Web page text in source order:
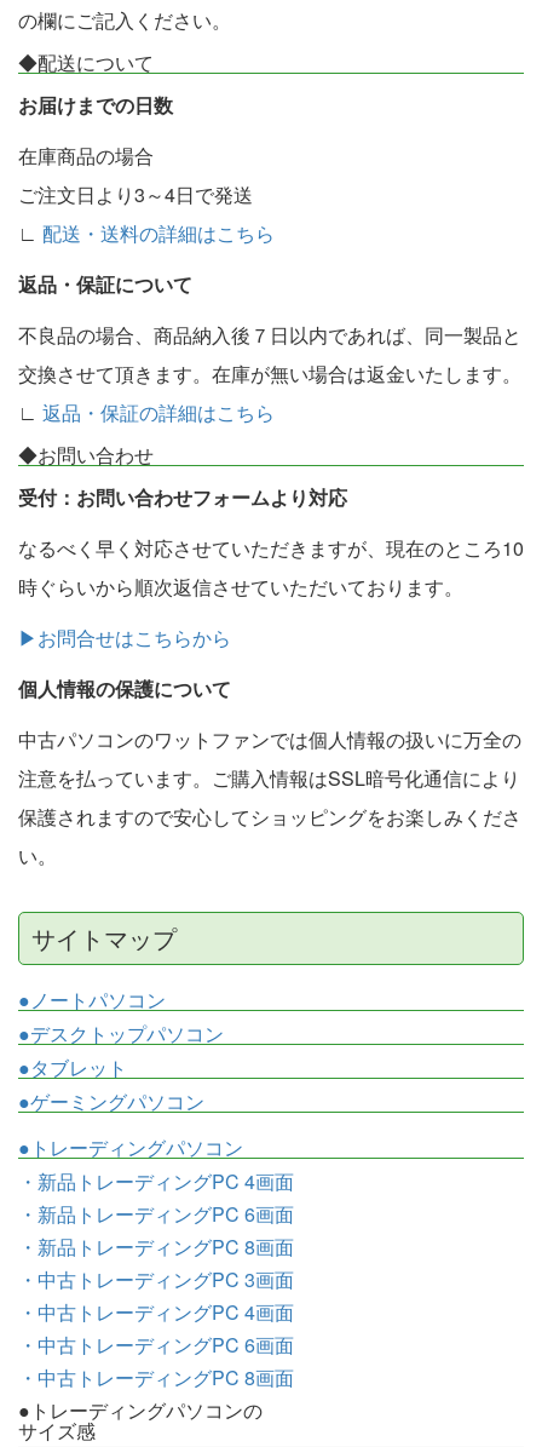
の欄にご記入ください。
◆配送について
お届けまでの日数
在庫商品の場合
ご注文日より3～4日で発送
∟ 配送・送料の詳細はこちら
返品・保証について
不良品の場合、商品納入後７日以内であれば、同一製品と
交換させて頂きます。在庫が無い場合は返金いたします。
∟ 返品・保証の詳細はこちら
◆お問い合わせ
受付：お問い合わせフォームより対応
なるべく早く対応させていただきますが、現在のところ10
時ぐらいから順次返信させていただいております。
▶お問合せはこちらから
個人情報の保護について
中古パソコンのワットファンでは個人情報の扱いに万全の
注意を払っています。ご購入情報はSSL暗号化通信により
保護されますので安心してショッピングをお楽しみくださ
い。
サイトマップ
●ノートパソコン
●デスクトップパソコン
●タブレット
●ゲーミングパソコン
●トレーディングパソコン
・新品トレーディングPC 4画面
・新品トレーディングPC 6画面
・新品トレーディングPC 8画面
・中古トレーディングPC 3画面
・中古トレーディングPC 4画面
・中古トレーディングPC 6画面
・中古トレーディングPC 8画面
●トレーディングパソコンの
サイズ感